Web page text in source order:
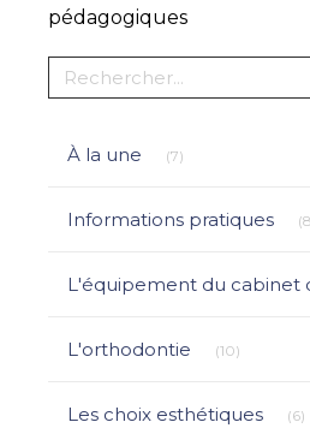
pédagogiques
Rechercher
À la une (7)
Informations pratiques
L'équipement du cabinet
L'orthodontie (10)
Les choix esthétiques (6)